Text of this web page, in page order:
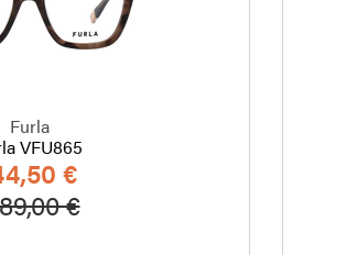
Furla
VFU865
€
alennettu
€Alennettu hinta